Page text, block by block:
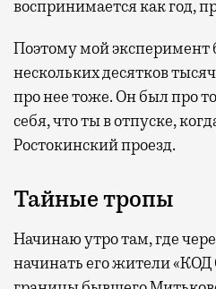
воспринимается как год,
Поэтому мой
нескольких десятков
про нее тоже. Он был про
себя, что ты в отпуске,
Ростокинский проезд.
Тайные тропы
Начинаю утро там, где
начинать его жители